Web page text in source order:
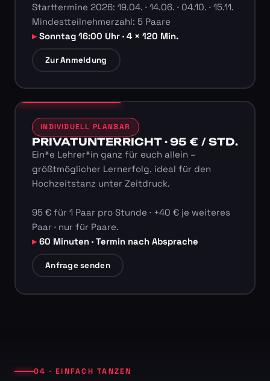
Starttermine 2026: 19.04. · 14.06. · 04.10. · 15.11.
Mindestteilnehmerzahl: 5 Paare
Sonntag 16:00 Uhr · 4 × 120 Min.
Zur Anmeldung
INDIVIDUELL PLANBAR
PRIVATUNTERRICHT · 95 € / STD.
Ein*e Lehrer*in ganz für euch allein –
größtmöglicher Lernerfolg, ideal für den
Hochzeitstanz unter Zeitdruck.
95 € für 1 Paar pro Stunde · +40 € je weiteres
Paar · nur für Paare.
60 Minuten · Termin nach Absprache
Anfrage senden
04 · EINFACH TANZEN